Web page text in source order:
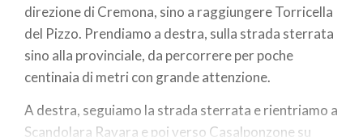
direzione di Cremona, sino a raggiungere Torricella
del Pizzo. Prendiamo a destra, sulla strada sterrata
sino alla provinciale, da percorrere per poche
centinaia di metri con grande attenzione.
A destra, seguiamo la strada sterrata e rientriamo a
Scandolara Ravara e poi verso Casalponzone su